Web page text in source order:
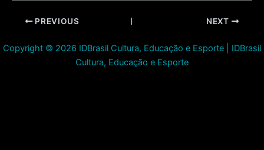
Post PREVIOUS NEXT
Copyright © 2026 IDBrasil Cultura, Educação e Esporte | IDBrasil
Cultura, Educação e Esporte